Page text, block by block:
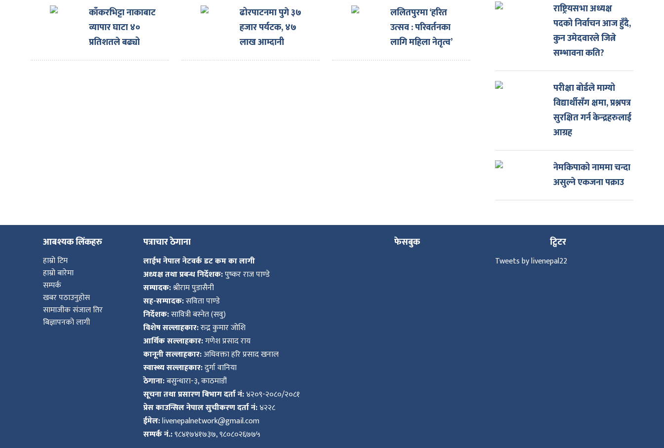
काँकरभिट्टा नाकाबाट
व्यापार घाटा ४०
प्रतिशतले बढ्यो
ढोरपाटनमा पुगे ३७
हजार पर्यटक, ४७
लाख आम्दानी
ललितपुरमा ‘हरित
उत्सव : परिवर्तनका
लागि महिला नेतृत्व’
अभियान
राष्ट्रियसभा अध्यक्ष
पदको निर्वाचन आज हुँदै,
कुन उमेदवारले जित्ने
सम्भावना कति?
परीक्षा बोर्डले माग्यो
विद्यार्थीसँग क्षमा, प्रश्नपत्र
सुरक्षित गर्न केन्द्रहरुलाई
आग्रह
नेमकिपाको नाममा चन्दा
असुल्ने एकजना पक्राउ
आबश्यक लिंकहरु
हाम्रो टिम
हाम्रो बारेमा
सम्पर्क
खबर पठाउनुहोस
सामाजीक संजाल तिर
बिज्ञापनको लागी
पत्राचार ठेगाना
लाईभ नेपाल नेटवर्क डट कम का लागी
अध्यक्ष तथा प्रबन्ध निर्देशक:पुष्कर राज पाण्डे
सम्पादक:श्रीराम पुडासैनी
सह-सम्पादक:सविता पाण्डे
निर्देशक:सावित्री बस्नेत (सवु)
विशेष सल्लाहकार:रुद्र कुमार जोशि
आर्थिक सल्लाहकार:गणेश प्रसाद राय
कानूनी सल्लाहकार:अधिवक्ता हरि प्रसाद खनाल
स्वास्थ्य सल्लाहकार:दुर्गा वानिया
ठेगाना:बसुन्धारा-३, काठमाडौं
सूचना तथा प्रसारण बिभाग दर्ता नं:४२०९-२०८०/२०८१
प्रेस काउन्सिल नेपाल सुचीकरण दर्ता नं:४२२८
ईमेल:livenepalnetwork@gmail.com
सम्पर्क नं.:९८४१७४१७३७, ९८०८०२६७७५
फेसबुक ट्विटर
Tweets by livenepal22